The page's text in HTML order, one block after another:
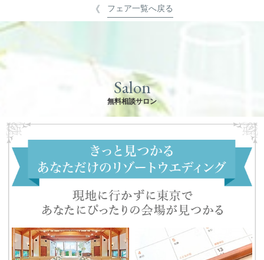
フェア一覧へ戻る
Salon
無料相談サロン